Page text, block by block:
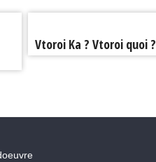
Vtoroi Ka ? Vtoroi quoi ?